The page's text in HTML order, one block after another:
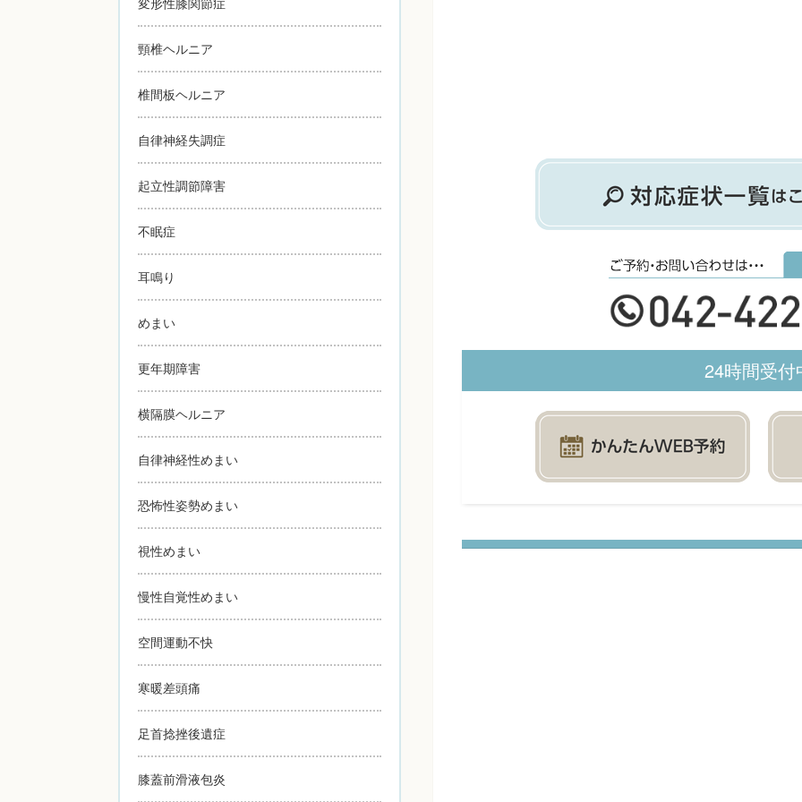
24時間受付
頸椎ヘルニア
椎間板ヘルニア
自律神経失調症
起立性調節障害
不眠症
耳鳴り
めまい
更年期障害
横隔膜ヘルニア
自律神経性めまい
恐怖性姿勢めまい
視性めまい
慢性自覚性めまい
空間運動不快
寒暖差頭痛
足首捻挫後遺症
膝蓋前滑液包炎